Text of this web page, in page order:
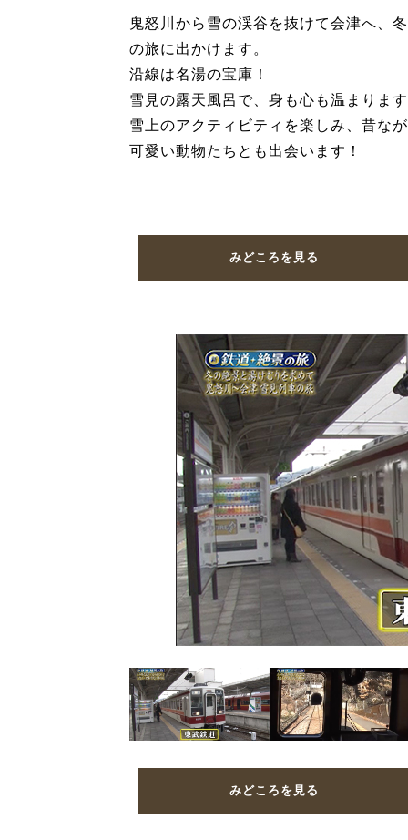
鬼怒川から雪の渓谷を抜けて会津へ、
の旅に出かけます。
沿線は名湯の宝庫！
雪見の露天風呂で、身も心も温まります
雪上のアクティビティを楽しみ、昔な
可愛い動物たちとも出会います！
みどころを見る
みどころを見る